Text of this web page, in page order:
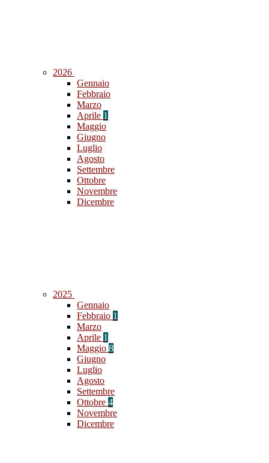
2026
Gennaio
Febbraio
Marzo
Aprile 1
Maggio
Giugno
Luglio
Agosto
Settembre
Ottobre
Novembre
Dicembre
2025
Gennaio
Febbraio 1
Marzo
Aprile 1
Maggio 8
Giugno
Luglio
Agosto
Settembre
Ottobre 4
Novembre
Dicembre